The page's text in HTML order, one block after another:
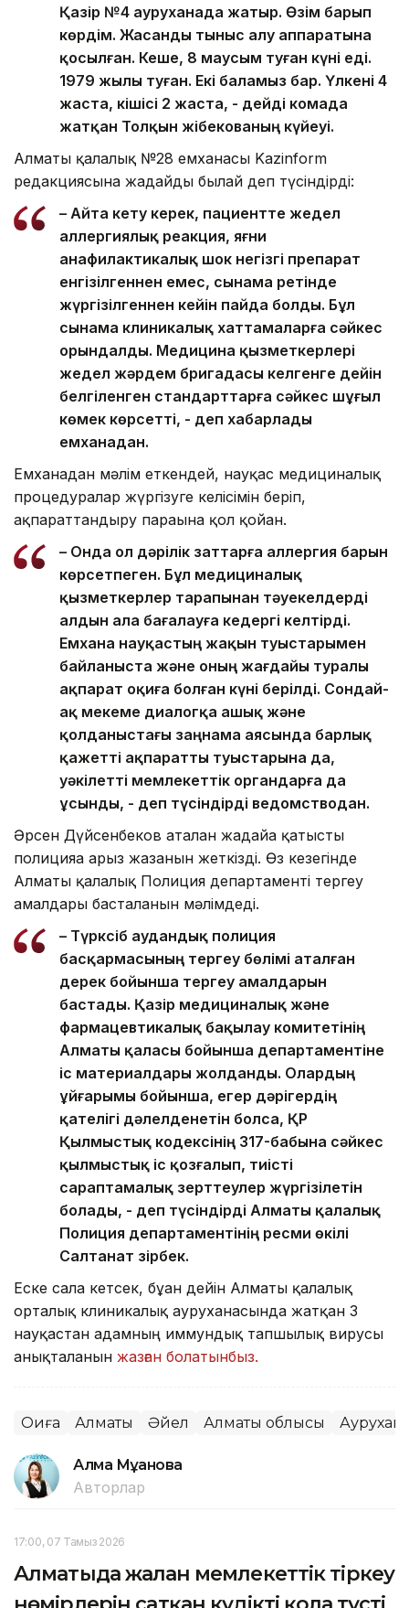
Қазір №4 ауруханада жатыр. Өзім барып
көрдім. Жасанды тыныс алу аппаратына
қосылған. Кеше, 8 маусым туған күні еді.
1979 жылы туған. Екі баламыз бар. Үлкені 4
жаста, кішісі 2 жаста, - дейді комада
жатқан Толқын Әжібекованың күйеуі.
Алматы қалалық №28 емханасы Kazinform
редакциясына жағдайды былай деп түсіндірді:
– Айта кету керек, пациентте жедел
аллергиялық реакция, яғни
анафилактикалық шок негізгі препарат
енгізілгеннен емес, сынама ретінде
жүргізілгеннен кейін пайда болды. Бұл
сынама клиникалық хаттамаларға сәйкес
орындалды. Медицина қызметкерлері
жедел жәрдем бригадасы келгенге дейін
белгіленген стандарттарға сәйкес шұғыл
көмек көрсетті, - деп хабарлады
емханадан.
Емханадан мәлім еткендей, науқас медициналық
процедуралар жүргізуге келісімін беріп,
ақпараттандыру парағына қол қойған.
– Онда ол дәрілік заттарға аллергия барын
көрсетпеген. Бұл медициналық
қызметкерлер тарапынан тәуекелдерді
алдын ала бағалауға кедергі келтірді.
Емхана науқастың жақын туыстарымен
байланыста және оның жағдайы туралы
ақпарат оқиға болған күні берілді. Сондай-
ақ мекеме диалогқа ашық және
қолданыстағы заңнама аясында барлық
қажетті ақпаратты туыстарына да,
уәкілетті мемлекеттік органдарға да
ұсынды, - деп түсіндірді ведомстводан.
Әрсен Дүйсенбеков аталған жағдайға қатысты
полицияға арыз жазғанын жеткізді. Өз кезегінде
Алматы қалалық Полиция департаменті тергеу
амалдары басталғанын мәлімдеді.
– Түрксіб аудандық полиция
басқармасының тергеу бөлімі аталған
дерек бойынша тергеу амалдарын
бастады. Қазір медициналық және
фармацевтикалық бақылау комитетінің
Алматы қаласы бойынша департаментіне
іс материалдары жолданды. Олардың
ұйғарымы бойынша, егер дәрігердің
қателігі дәлелденетін болса, ҚР
Қылмыстық кодексінің 317-бабына сәйкес
қылмыстық іс қозғалып, тиісті
сараптамалық зерттеулер жүргізілетін
болады, - деп түсіндірді Алматы қалалық
Полиция департаментінің ресми өкілі
Салтанат Әзірбек.
Еске сала кетсек, бұған дейін Алматы қалалық
орталық клиникалық ауруханасында жатқан 3
науқастан адамның иммундық тапшылық вирусы
анықталғанын жазған болатынбыз.
Оқиға Алматы Әйел Алматы облысы
Алма Мұқанова
Авторлар
17:00, 07 Тамыз 2026
Алматыда жалған мемлекеттік тіркеу